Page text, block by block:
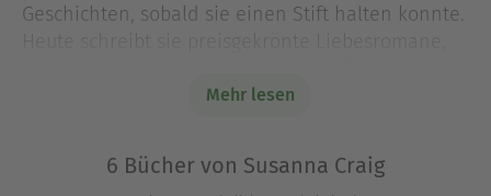
Geschichten, sobald sie einen Stift halten konnte.
und Gefühl mit einer Prise Leidenschaft
Mutter findet sie derzeit ihr Happy End in
Kentucky, ohne ihre Wurzeln im Mittleren Westen
Mehr lesen
6 Bücher von Susanna Craig